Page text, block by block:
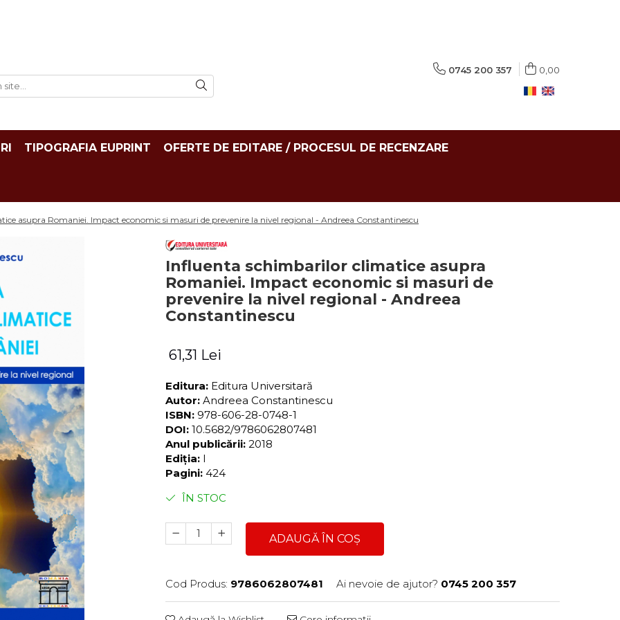
0745 200 357 0,00
TIPOGRAFIA EUPRINT OFERTE DE EDITARE / PROCESUL DE RECENZARE
asupra Romaniei. Impact economic si masuri de prevenire la nivel regional - Andreea Constantinescu
Influenta schimbarilor climatice asupra
Romaniei. Impact economic si masuri de
prevenire la nivel regional - Andreea
Constantinescu
61,31 Lei
Editura: Editura Universitară
Autor: Andreea Constantinescu
ISBN: 978-606-28-0748-1
DOI: 10.5682/9786062807481
Anul publicării: 2018
Ediția: I
Pagini: 424
ÎN STOC
ADAUGĂ ÎN COȘ
Cod Produs: 9786062807481 Ai nevoie de ajutor? 0745 200 357